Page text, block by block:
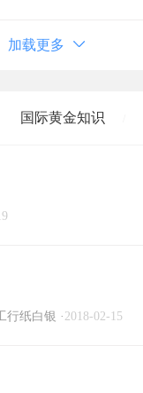
加载更多
国际黄金知识
行纸白银 · 2018-02-15